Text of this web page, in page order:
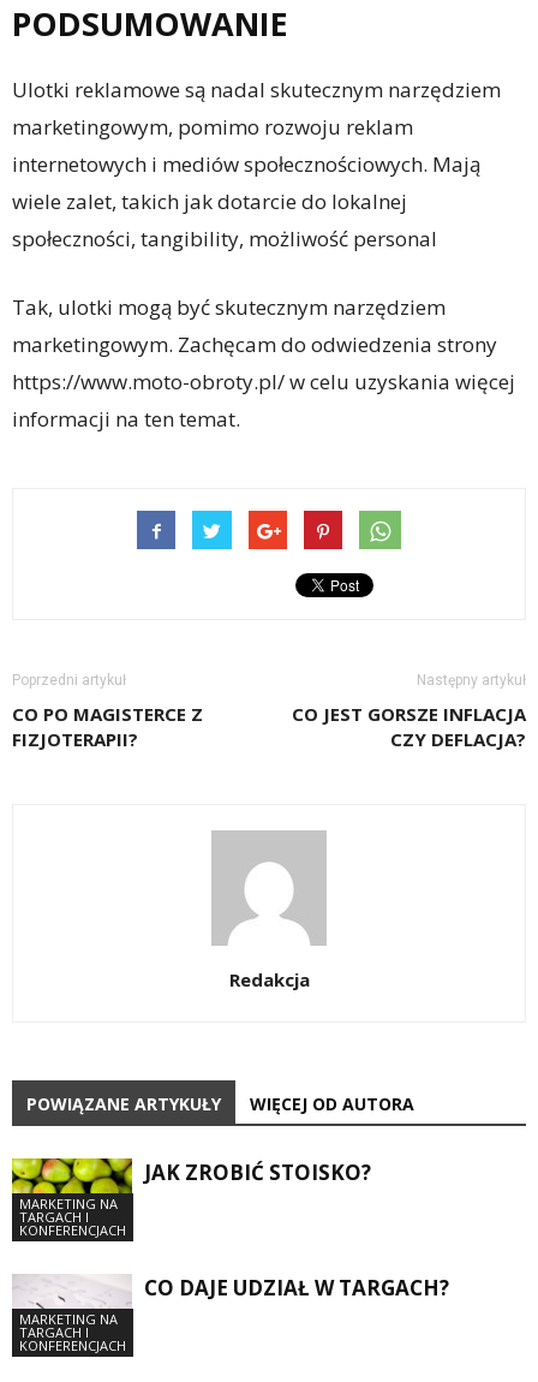
PODSUMOWANIE
Ulotki reklamowe są nadal skutecznym narzędziem
marketingowym, pomimo rozwoju reklam
internetowych i mediów społecznościowych. Mają
wiele zalet, takich jak dotarcie do lokalnej
społeczności, tangibility, możliwość personal
Tak, ulotki mogą być skutecznym narzędziem
marketingowym. Zachęcam do odwiedzenia strony
https://www.moto-obroty.pl/ w celu uzyskania więcej
informacji na ten temat.
Poprzedni artykuł
CO PO MAGISTERCE Z
FIZJOTERAPII?
Następny artykuł
CO JEST GORSZE INFLACJA
CZY DEFLACJA?
Redakcja
POWIĄZANE ARTYKUŁY WIĘCEJ OD AUTORA
MARKETING NA
TARGACH I
KONFERENCJACH
JAK ZROBIĆ STOISKO?
MARKETING NA
TARGACH I
KONFERENCJACH
CO DAJE UDZIAŁ W TARGACH?